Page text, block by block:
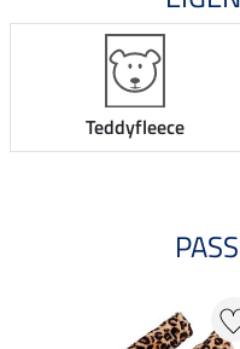
Teddyfleece